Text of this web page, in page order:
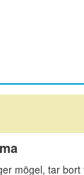
mögel, tar